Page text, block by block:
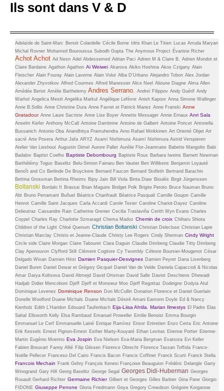
Ils sont dans V & D
Adelaïde de Saint-Marc Benoit Colardelle Cécile Borne Idris Khan Le Titien Lucas Arruda Maryan
Michal Rovner Mohamed Bourouissa Subodh Gupta The Anymous Project Évariste Richer
Achot Achot Ad Nesn Adel Abdessemed Adrian Paci Adrien M & Claire B. Adrien Mondot et
Claire Bardaine Agathon Agathon Ai Weiwei Akarova Akiko Hoshina Akos Czigany Alain
Fleischer Alain Fouray Alain Laverne Alain Volut Alba D’Urbano Alejandro Tobon Alex Jordan
Alexander Zhyvotkov Alfred Courmes Alfred Manessier Alice Neel Alioune Diagne Alma Allen
Amédée Beriot Amélie Barthelemy Andres Serrano. Andreï Filippov Andy Guérif Andy
Warhol Angelica Mesiti Angelika Markul Angélique Lefèvre Anish Kapoor Anna Simone Wallinger
Anne B.Sollis Anne Christine Dura Anne Favret et Patrick Manez Anne Franski Anne
Gratadour Anne Laure Sacriste Anne Lise Boyer Annette Messager Annie Ernaux Anri Sala
Anselm Kiefer Anthony McCall Antoine Dambrine Antoine de Galbert Antoine Poncet Antonella
Bussanich Antonio Oba Ariandhitya Pramuhendra Arno Rafael Minkkinen Art Orienté Objet Art
sacré Arte Povera Arthur Jafa ARYZ Asamï Nishimura Asamï Nishimura Astrid Verspieren
Atelier Van Lieshout Augustin Gimel Aurore Pallet Aurélie Flor-Jeanmaire Babette Mangolte Babi
Badalov Baptist Coelho Baptiste Debombourg Baptiste Roux Barbara Iweins Barnett Newman
Barthélémy Toguo Baselitz Belu-Simion Fainaru Ben Vautier Ben Willikens Benjamin Loyauté
Benoît and Co Berlinde De Bruyckere Bernard Faucon Bernard Stofleth Bertrand Barachin
Bettina Grossman Bettina Rheims Bijoy Jain Bill Viola Binta Diaw Bioulès Birgit Jürgenssen
Boltanski Bordalo II Brassai Brian Maguire Bridget Polk Brigite Peroto Bruce Nauman Bruno
Abt Bruno Perramant Buñuel Béatrice Chanfrault Béatrice Pasquali Camille Goujon Camille
Henrot Camille Saint Jacques Carla Accardi Carole Texier Caroline Chariot-Dayez Caroline
Delieutraz Cassandre Rain Catherine Grenier Cecilia Traslaviña Cerith Wyn Evans Charles
Coypel Charles Ray Charlotte Szmaragd Chema Madoz Chemin de croix Chiharu Shiota
Children of the Light Chloé Quenum Christian Boltanski Christian Delecluse Christian Lapie
Christian Marclay Christo et Jeanne-Claude Christy Lee Rogers Cindy Sherman Cindy Wright
Circle side Claire Morgan Claire Tabouret Clara Daguin Claudie Dimbeng Claudie Titty Dimbeng
Clay Apenouvon Clyfford Still Clément Cogitore Cy Twombly Céleste Boursier-Mougenot César
Delgado Wixan Damien Hirst Damien Pasquier-Desvignes Damien Peyret Dana Lixenberg
Daniel Buren Daniel Dewar et Grégory Gicquel Daniel Van de Velde Daniela Capaccioli & Nicolas
Amar Darya Koltsova David Altmejd David Ortsman David Salle Daviot Deschiens Dhewadi
Hadjab Didier Mencoboni Djeff Djeff et Monsieur Moo Djeff Regottaz Dodeigne Dodyia Atul
Dominique Levenez Dominique Renson Don McCullin Donation Florence et Daniel Guerlain
Donelle Woolford Duane Michals Duane Michals Désiré Amani Eamonn Doyle Ed & Nancy
Kienholz Edith L’Haridon Edouard Taufenbach Eija-Liisa Ahtila. Marian Ilmestys El Padre Elas
Sahal
Ellsworth Kelly Elsa Rambaud Emanuel Proweller Emilie Benoist Emma Bourgin
Emmanuel Le Cerf Emmanuelle Lainé Enrique Ramírez Ensor Entretien Enzo Certa Eric Antoine
Erik Kessels Ernest Pignon-Ernest Esther Marty-Kouyaté Ethan Levitas Etienne Pottier Etienne-
Martin Eugénio Moerino Eva Jospin Eva Nielsen Eva-Maria Bergman Evatsora Evi Keller
Fabien Breuvart Fanny Allié Filip Gilssen Florence Obrecht Florence Tassan Toffola France-
Noëlle Pellecer Franceso Del Cairo Francis Bacon Francis Coffinet Franck Scurti Franck Stella
Francois Mechain Frank Gehry François Kenesi Françoise Beauguion Frédéric Delangle Garry
Winogrand Gary Hill Georg Baselitz George Segal Georges Didi-Huberman Georges
Rouault Gerhard Richter Germaine Richier Gilbert et Georges Gilles Barbier Gina Pane Giorgio
FIDONE Giuseppe Penone Gloria Friedmann Goya Gregory Crewdson Grégoire Korganow